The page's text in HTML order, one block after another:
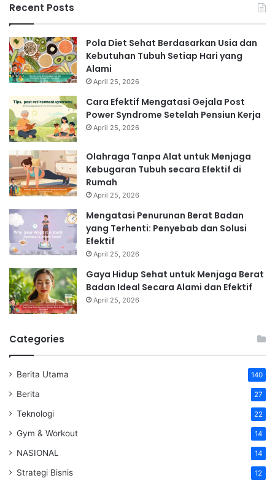
Recent Posts
Pola Diet Sehat Berdasarkan Usia dan
Kebutuhan Tubuh Setiap Hari yang
Alami
April 25, 2026
Cara Efektif Mengatasi Gejala Post
Power Syndrome Setelah Pensiun Kerja
April 25, 2026
Olahraga Tanpa Alat untuk Menjaga
Kebugaran Tubuh secara Efektif di
Rumah
April 25, 2026
Mengatasi Penurunan Berat Badan
yang Terhenti: Penyebab dan Solusi
Efektif
April 25, 2026
Gaya Hidup Sehat untuk Menjaga Berat
Badan Ideal Secara Alami dan Efektif
April 25, 2026
Categories
Berita Utama 140
Berita 27
Teknologi 22
Gym & Workout 14
NASIONAL 14
Strategi Bisnis 12